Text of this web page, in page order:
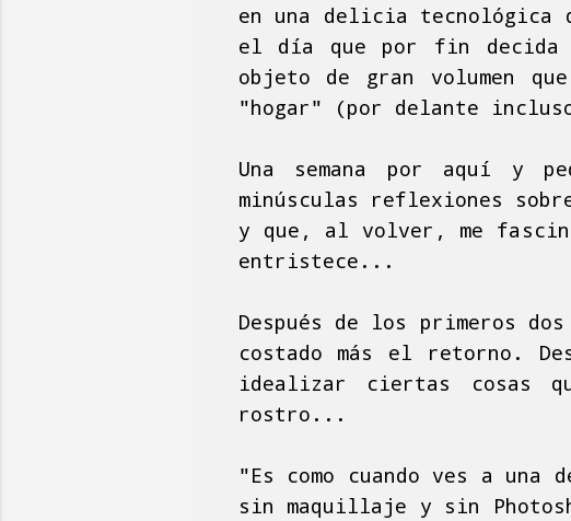
en una delicia tecnológica
el día que por fin decida
objeto de gran volumen
"hogar" (por delante
Una semana por aquí y
minúsculas reflexiones
y que, al volver, me
entristece...
Después de los primeros
costado más el retorno.
idealizar ciertas cosas
rostro...
"Es como cuando ves a
sin maquillaje y sin